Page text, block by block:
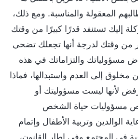
المعقولة والمناسبة. ومع ذلك،
إليك تستنفد قدرًا كبيرًا من وقتك
من وقتك لدرجة أنها تجعلك تضحي
مسؤولياتك والتزاماتك في هذه
مخلوق إلى العدم واستبدالها، فماذا
لأنها ليست مسؤوليتك أو
مسؤوليات حياة الشخص
الوالدين وتربية الأطفال وإتمام
في المجتمع وفي إطار القانون،